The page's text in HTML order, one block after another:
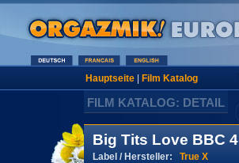
Hauptseite| Film Katalog
FILM KATALOG: DETAIL
Big Tits Love BBC 4
Label / Hersteller: True X